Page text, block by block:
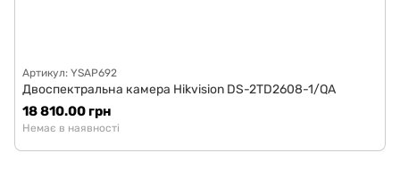
Артикул: YSAP692
Двоспектральна камера Hikvision DS-2TD2608-1/QA
18 810.00 грн
Немає в наявності